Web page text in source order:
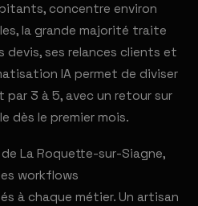
concentre environ
la grande majorité traite
devis, ses relances clients et
IA permet de diviser
3 à 5, avec un retour sur
dès le premier mois.
La Roquette-sur-Siagne,
workflows
à chaque métier. Un artisan